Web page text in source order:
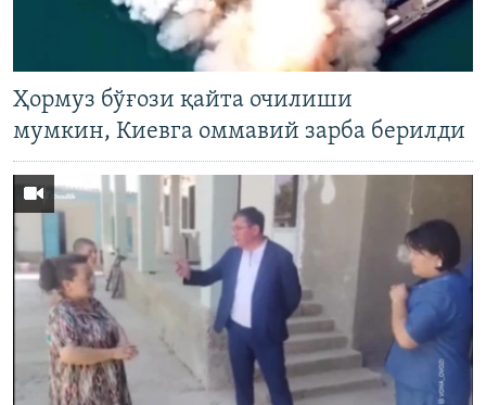
Ҳормуз бўғози қайта очилиши
мумкин, Киевга оммавий зарба берилди